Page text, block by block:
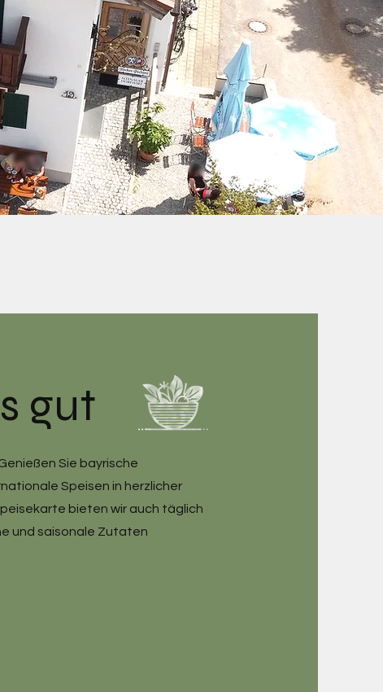
gut
Sie bayrische
Speisen in herzlicher
bieten wir auch täglich
und saisonale Zutaten